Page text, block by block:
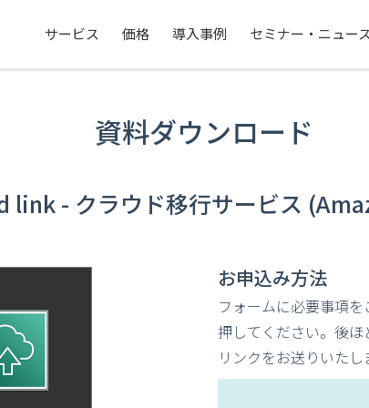
サービス 価格 導入事例 セミナー・ニュー
資料ダウンロード
link - クラウド移行サービス
お申込み方法
フォームに必要事項
押してください。後
リンクをお送りいたし